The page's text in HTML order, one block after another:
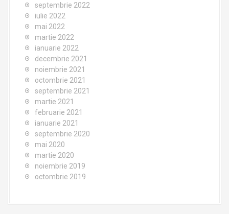
septembrie 2022
iulie 2022
mai 2022
martie 2022
ianuarie 2022
decembrie 2021
noiembrie 2021
octombrie 2021
septembrie 2021
martie 2021
februarie 2021
ianuarie 2021
septembrie 2020
mai 2020
martie 2020
noiembrie 2019
octombrie 2019